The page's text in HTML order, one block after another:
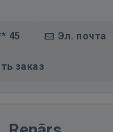
45 Эл. почта
заказ